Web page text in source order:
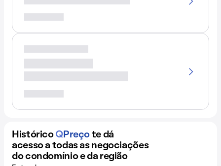
Histórico QPreço te dá
acesso a todas as negociações
do condomínio e da região